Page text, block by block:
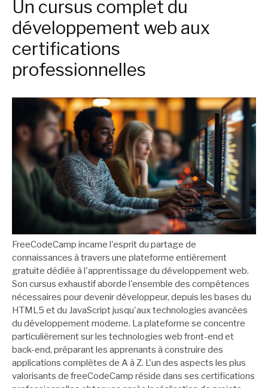
Un cursus complet du
développement web aux
certifications
professionnelles
FreeCodeCamp incarne l'esprit du partage de
connaissances à travers une plateforme entièrement
gratuite dédiée à l'apprentissage du développement web.
Son cursus exhaustif aborde l'ensemble des compétences
nécessaires pour devenir développeur, depuis les bases du
HTML5 et du JavaScript jusqu'aux technologies avancées
du développement moderne. La plateforme se concentre
particulièrement sur les technologies web front-end et
back-end, préparant les apprenants à construire des
applications complètes de A à Z. L'un des aspects les plus
valorisants de freeCodeCamp réside dans ses certifications